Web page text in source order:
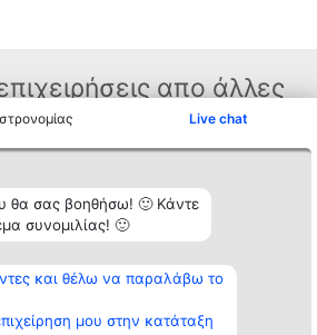
Live chat
θα σας βοηθήσω! 🙂 Κάντε
συνομιλίας! 🙂
και θέλω να παραλάβω το
μου στην κατάταξη
απο άλλες
Κατάταξη
Διακριθέντες
Λίστα όλων
διακριθέντων
Μεθοδολογία
προϋποθέσεις
Επικοινωνία